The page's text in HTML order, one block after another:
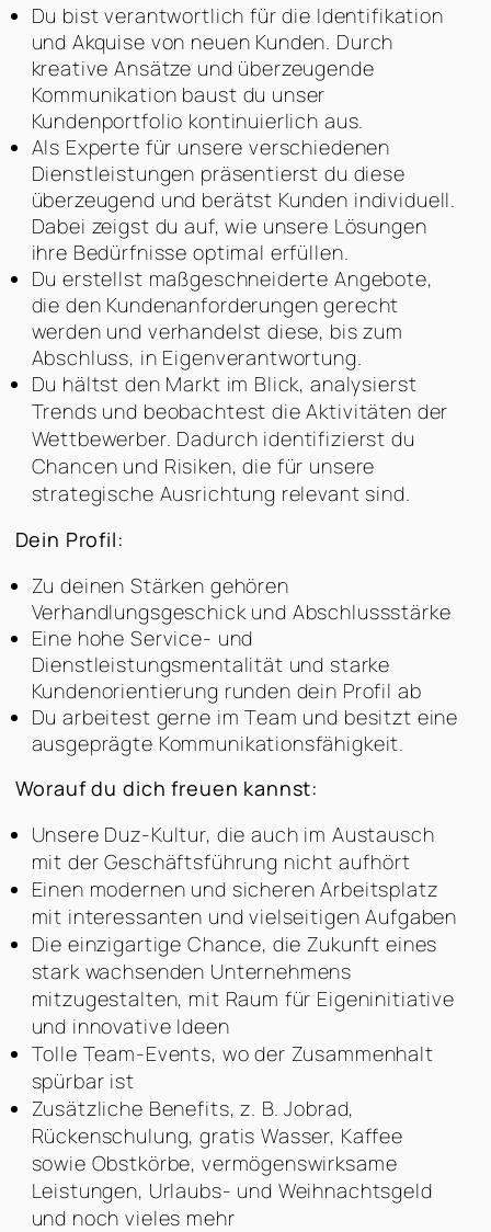
Du bist verantwortlich für die Identifikation
und Akquise von neuen Kunden. Durch
kreative Ansätze und überzeugende
Kommunikation baust du unser
Kundenportfolio kontinuierlich aus.
Als Experte für unsere verschiedenen
Dienstleistungen präsentierst du diese
überzeugend und berätst Kunden individuell.
Dabei zeigst du auf, wie unsere Lösungen
ihre Bedürfnisse optimal erfüllen.
Du erstellst maßgeschneiderte Angebote,
die den Kundenanforderungen gerecht
werden und verhandelst diese, bis zum
Abschluss, in Eigenverantwortung.
Du hältst den Markt im Blick, analysierst
Trends und beobachtest die Aktivitäten der
Wettbewerber. Dadurch identifizierst du
Chancen und Risiken, die für unsere
strategische Ausrichtung relevant sind.
Dein Profil:
Zu deinen Stärken gehören
Verhandlungsgeschick und Abschlussstärke
Eine hohe Service- und
Dienstleistungsmentalität und starke
Kundenorientierung runden dein Profil ab
Du arbeitest gerne im Team und besitzt eine
ausgeprägte Kommunikationsfähigkeit.
Worauf du dich freuen kannst:
Unsere Duz-Kultur, die auch im Austausch
mit der Geschäftsführung nicht aufhört
Einen modernen und sicheren Arbeitsplatz
mit interessanten und vielseitigen Aufgaben
Die einzigartige Chance, die Zukunft eines
stark wachsenden Unternehmens
mitzugestalten, mit Raum für Eigeninitiative
und innovative Ideen
Tolle Team-Events, wo der Zusammenhalt
spürbar ist
Zusätzliche Benefits, z. B. Jobrad,
Rückenschulung, gratis Wasser, Kaffee
sowie Obstkörbe, vermögenswirksame
Leistungen, Urlaubs- und Weihnachtsgeld
und noch vieles mehr